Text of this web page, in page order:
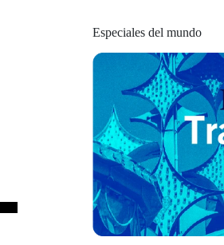
Especiales del mundo